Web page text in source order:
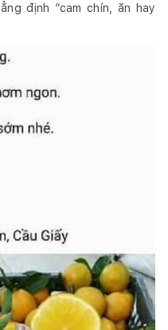
định “cam chín, ăn hay